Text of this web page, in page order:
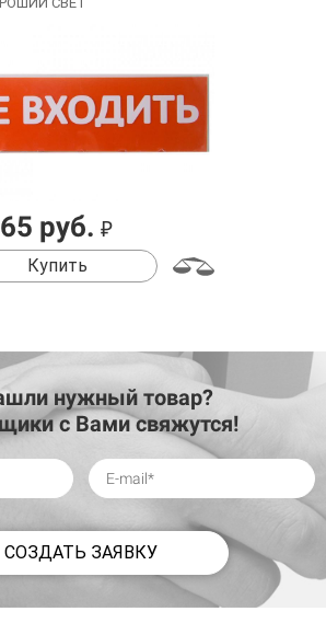
65 руб. ₽
Купить
нужный товар?
с Вами свяжутся!
СОЗДАТЬ ЗАЯВКУ